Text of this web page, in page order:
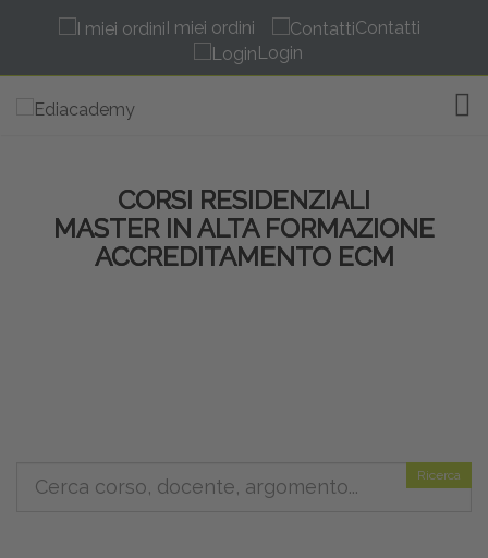
I miei ordini
Contatti
Login
CORSI RESIDENZIALI
MASTER IN ALTA FORMAZIONE
ACCREDITAMENTO ECM
Ricerca